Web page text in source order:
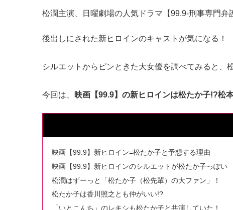
松潤主演、日曜劇場の人気ドラマ【99.9-刑事専門弁
後出しにされた新ヒロインのキャストが気になる！
シルエットからピンときた大女優を調べてみると、
今回は、 映画【99.9】の新ヒロインは松たか子!?松
映画【99.9】新ヒロイン=松たか子と予想する理由
映画【99.9】新ヒロインのシルエットが松たか子っぽい
松潤はずーっと「松たか子（松先輩）の大ファン」！
松たか子は香川照之とも仲がいい!?
「いとこんち」のレキシも松たか子と共演していた！